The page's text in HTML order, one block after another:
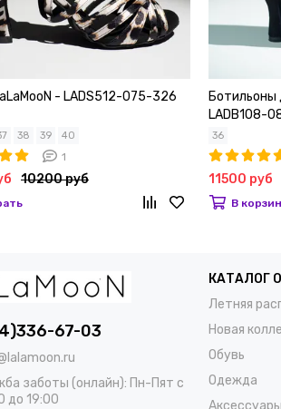
- LADS512-075-326
38 39 40
1
10200 руб
Ботильоны
LADB108-
36
11500 руб
В
67-03
заботы (онлайн): Пн-Пят с
до 19:00
КАТАЛОГ
Летняя
Новая
Обувь
Одежда
Аксессуары